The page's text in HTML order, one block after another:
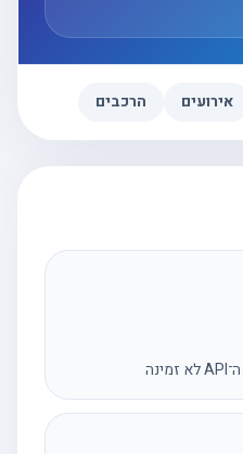
אירועים הרכבים